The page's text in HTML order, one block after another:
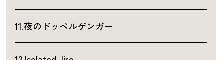
11.夜のドッペルゲンガー